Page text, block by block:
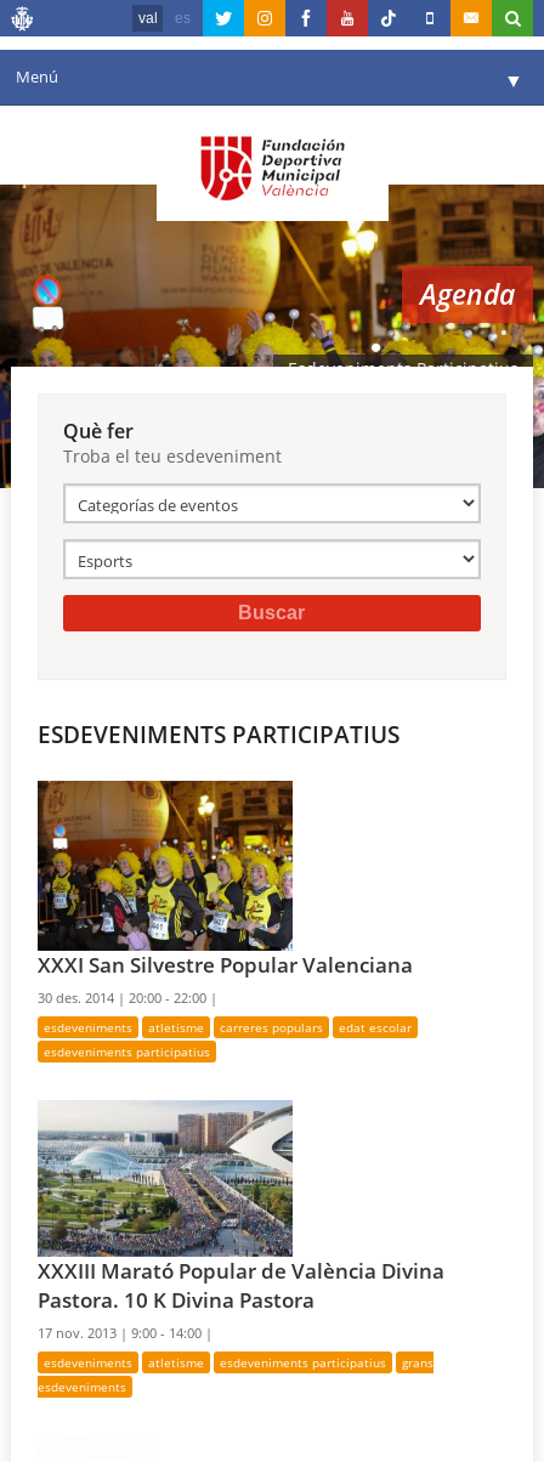
val es
Menú ▼
Agenda
Instal·lacions ▼
Comunicació ▼
València en esport ▼
Reserves
Agenda
Esdeveniments Participatius
Què fer
Troba el teu esdeveniment
ESDEVENIMENTS PARTICIPATIUS
XXXI San Silvestre Popular Valenciana
30 des. 2014 | 20:00 - 22:00 |
esdeveniments atletisme carreres populars
edat escolar
esdeveniments participatius
XXXIII Marató Popular de València Divina
Pastora. 10 K Divina Pastora
17 nov. 2013 |9:00 - 14:00 |
esdeveniments atletisme esdeveniments participatius
grans
esdeveniments